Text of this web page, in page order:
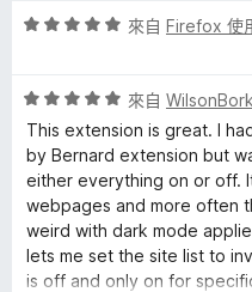
5
評
分
，
滿
分
5
分
來自 Firefox 使
評
價
5
分
，
滿
分
5
來自
This extension is great. I
by Bernard extension but
either everything on or off.
webpages and more often
weird with dark mode
lets me set the site list to
is off and only on for